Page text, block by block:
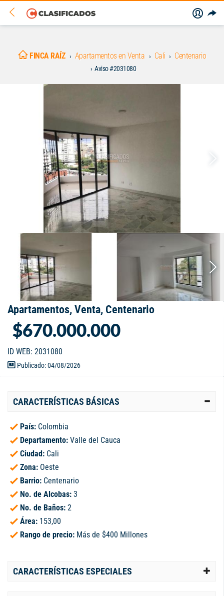
FINCA RAÍZ Apartamentos en Venta Cali Centenario
Aviso #2031080
Apartamentos, Venta, Centenario
$670.000.000
ID WEB: 2031080
Publicado: 04/08/2026
CARACTERÍSTICAS BÁSICAS
País: Colombia
Departamento: Valle del Cauca
Ciudad: Cali
Zona: Oeste
Barrio: Centenario
No. de Alcobas: 3
No. de Baños: 2
Área: 153,00
Rango de precio: Más de $400 Millones
CARACTERÍSTICAS ESPECIALES